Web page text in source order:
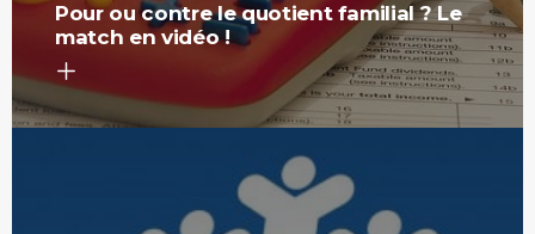
Pour ou contre le quotient familial ? Le
match en vidéo !